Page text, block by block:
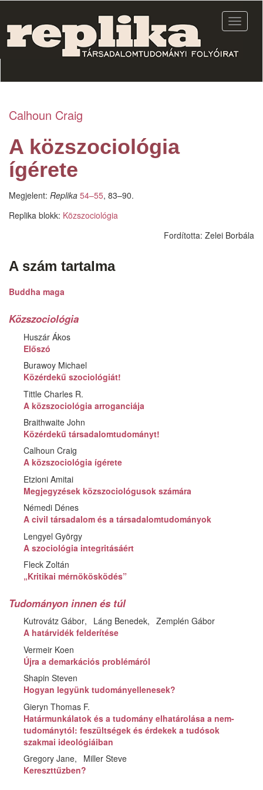
tartalomra
Calhoun Craig
A közszociológia
ígérete
Megjelent: Replika 54–55, 83–90.
Replika blokk: Közszociológia
Fordította: Zelei Borbála
Like
on
A szám tartalma
Buddha maga
Közszociológia
Huszár Ákos
Előszó
Burawoy Michael
Közérdekű szociológiát!
Tittle Charles R.
A közszociológia arroganciája
Braithwaite John
Közérdekű társadalomtudományt!
Calhoun Craig
A közszociológia ígérete
Etzioni Amitai
Megjegyzések közszociológusok számára
Némedi Dénes
A civil társadalom és a társadalomtudományok
Lengyel György
A szociológia integritásáért
Fleck Zoltán
„Kritikai mérnökösködés”
Tudományon innen és túl
Kutrovátz Gábor Láng Benedek
Zemplén Gábor
A határvidék felderítése
Vermeir Koen
Újra a demarkációs problémáról
Shapin Steven
Hogyan legyünk tudományellenesek?
Gieryn Thomas F.
Határmunkálatok és a tudomány elhatárolása a nem-
tudománytól: feszültségek és érdekek a tudósok
szakmai ideológiáiban
Gregory Jane
Miller Steve
Kereszttűzben?